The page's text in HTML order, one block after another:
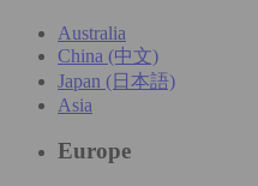
Australia
China (中文)
Japan (日本語)
Asia
Europe